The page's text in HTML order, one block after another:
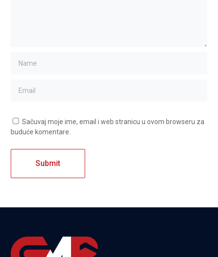
Sačuvaj moje ime, email i web stranicu u ovom browseru za
buduće komentare.